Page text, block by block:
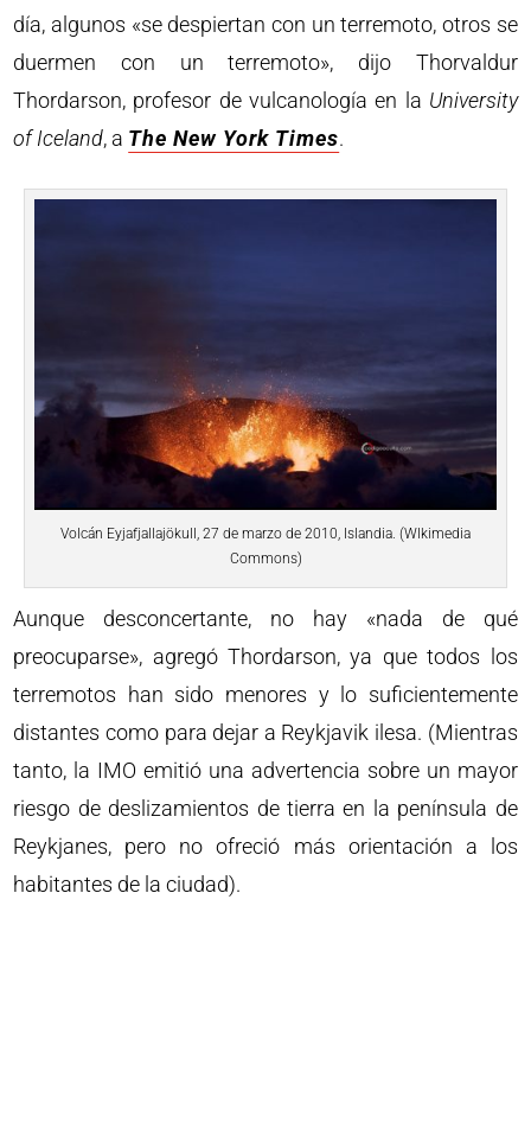
día, algunos «se despiertan con un terremoto, otros se
duermen con un terremoto», dijo Thorvaldur
Thordarson, profesor de vulcanología en la University
of Iceland, a The New York Times.
Volcán Eyjafjallajökull, 27 de marzo de 2010, Islandia. (WIkimedia
Commons)
Aunque desconcertante, no hay «nada de qué
preocuparse», agregó Thordarson, ya que todos los
terremotos han sido menores y lo suficientemente
distantes como para dejar a Reykjavik ilesa. (Mientras
tanto, la IMO emitió una advertencia sobre un mayor
riesgo de deslizamientos de tierra en la península de
Reykjanes, pero no ofreció más orientación a los
habitantes de la ciudad).